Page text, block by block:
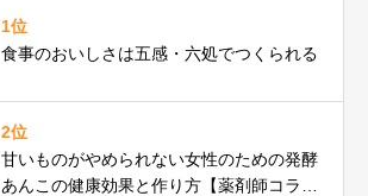
1位
食事のおいしさは五感・六処でつくられる
2位
甘いものがやめられない女性のための発酵
あんこの健康効果と作り方【薬剤師コラ